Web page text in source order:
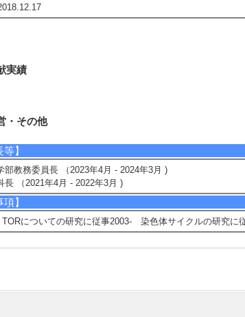
実績
・その他
等】
部教務委員長 （2023年4月 - 2024年3月 )
長 （2021年4月 - 2022年3月 )
項】
についての研究に従事2003- 染色体サイクルの研究に